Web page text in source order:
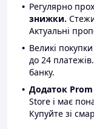
Регулярно
знижки.
Актуальні
Великі
до 24
банку.
Додаток Prom
Store і має
Купуйте зі